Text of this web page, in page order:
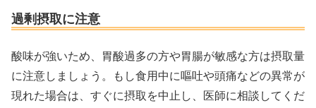
過剰摂取に注意
酸味が強いため、胃酸過多の方や胃腸が敏感な方は摂取量
に注意しましょう。もし食用中に嘔吐や頭痛などの異常が
現れた場合は、すぐに摂取を中止し、医師に相談してくだ